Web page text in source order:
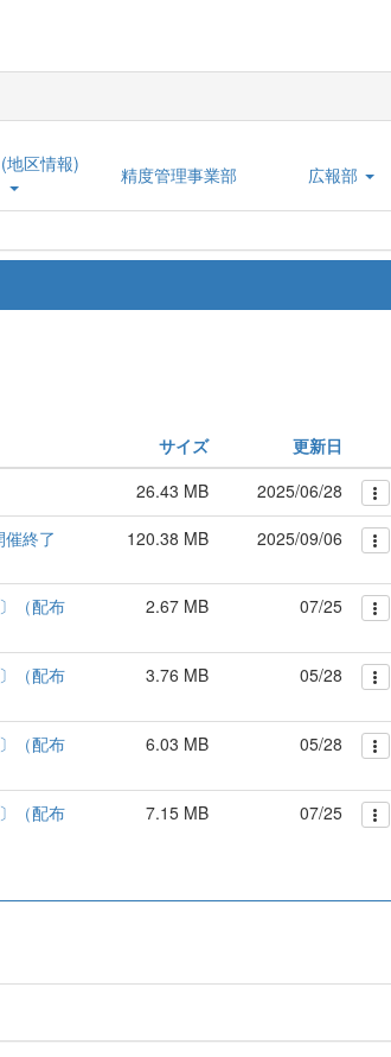
地区情報) 精度管理事業部 広報部
サイズ
更新日
26.43 MB
2025/06/28
終了
120.38 MB 2025/09/06
（配布
2.67 MB 07/25
（配布
3.76 MB 05/28
（配布
6.03 MB 05/28
（配布
7.15 MB 07/25